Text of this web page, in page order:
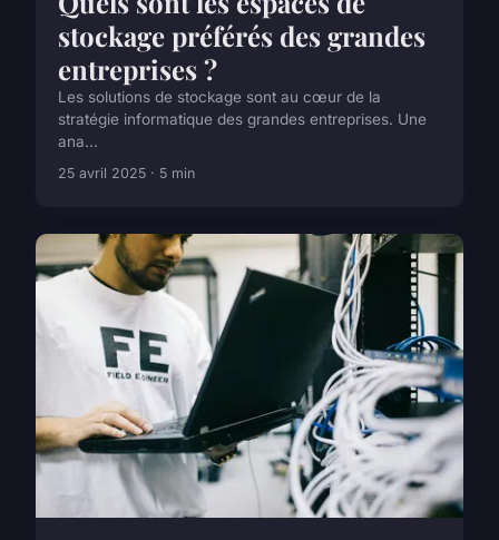
stockage préférés des grandes
entreprises ?
Les solutions de stockage sont au cœur de la
stratégie informatique des grandes entreprises. Une
ana...
25 avril 2025 · 5 min